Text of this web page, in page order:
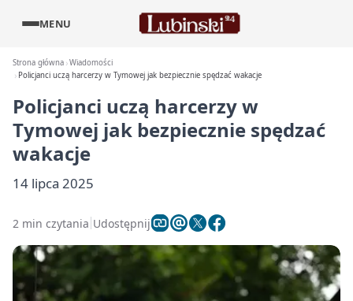
MENU
Strona główna Wiadomości
Policjanci uczą harcerzy w Tymowej jak bezpiecznie spędzać wakacje
Policjanci uczą harcerzy w
Tymowej jak bezpiecznie spędzać
wakacje
14 lipca 2025
2 min czytania Udostępnij